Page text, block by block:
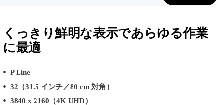
くっきり鮮明な表示であらゆる作業
に最適
P Line
32（31.5 インチ／80 cm 対角）
3840 x 2160（4K UHD）